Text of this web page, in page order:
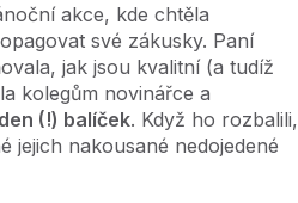
akce, kde chtěla
své zákusky. Paní
jak jsou kvalitní (a tudíž
kolegům novinářce a
(!) balíček. Když ho rozbalili,
jejich nakousané nedojedené